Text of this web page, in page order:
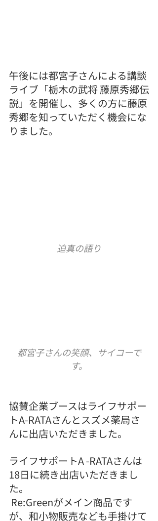
午後には都宮子さんによる講談
ライブ「栃木の武将 藤原秀郷伝
説」を開催し、多くの方に藤原
秀郷を知っていただく機会にな
りました。
迫真の語り
都宮子さんの笑顔、サイコーで
す。
協賛企業ブースはライフサポー
トA-RATAさんとスズメ薬局さ
んに出店いただきました。
ライフサポートA -RATAさんは
18日に続き出店いただきまし
た。
が、和小物販売なども手掛けて